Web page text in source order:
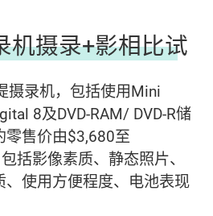
机摄录+影相比试
摄录机，包括使用Mini
8及DVD-RAM/ DVD-R储
售价由$3,680至
括影像素质、静态照片、
、使用方便程度、电池表现